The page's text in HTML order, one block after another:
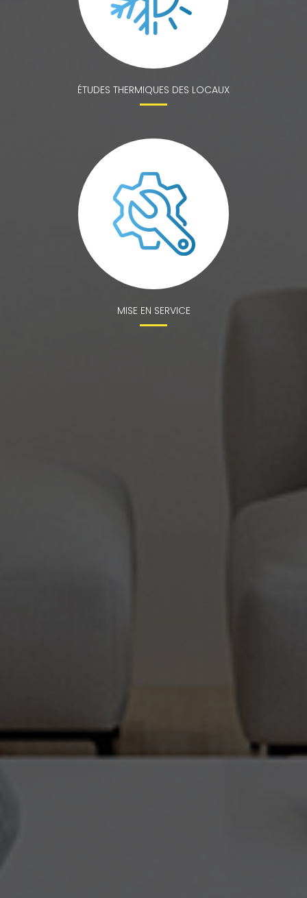
ÉTUDES THERMIQUES DES LOCAUX
MISE EN SERVICE